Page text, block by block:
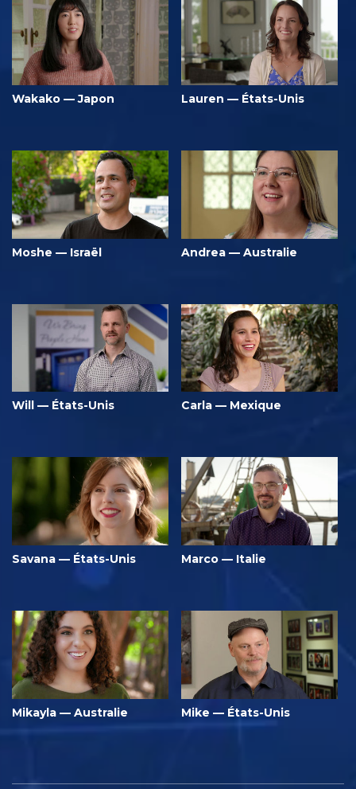
Wakako — Japon Lauren — États-Unis
Moshe — Israël Andrea — Australie
Will — États-Unis Carla — Mexique
Savana — États-Unis Marco — Italie
Mikayla — Australie Mike — États-Unis